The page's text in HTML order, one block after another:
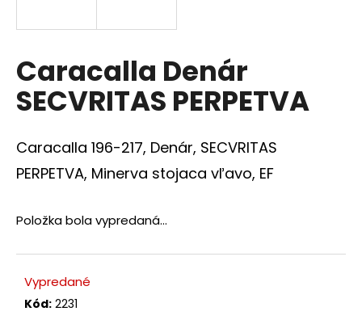
Caracalla Denár
SECVRITAS PERPETVA
Caracalla 196-217, Denár, SECVRITAS
PERPETVA, Minerva stojaca vľavo, EF
Položka bola vypredaná…
Vypredané
Kód: 2231
s
ť
?
d
p